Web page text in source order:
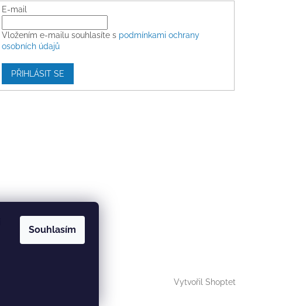
Souhlasím
E-mail
Vložením e-mailu souhlasíte s podmínkami ochrany
osobních údajů
PŘIHLÁSIT SE
Vytvořil Shoptet